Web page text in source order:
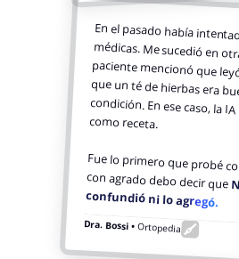
En el pasado había
médicas. Me sucedió en
paciente mencionó que
que un té de hierbas era
condición. En ese caso, la
como receta.
Fue lo primero que probé
con agrado debo decir que
confundió ni lo agregó.
Dra. Bossi •Ortopedia